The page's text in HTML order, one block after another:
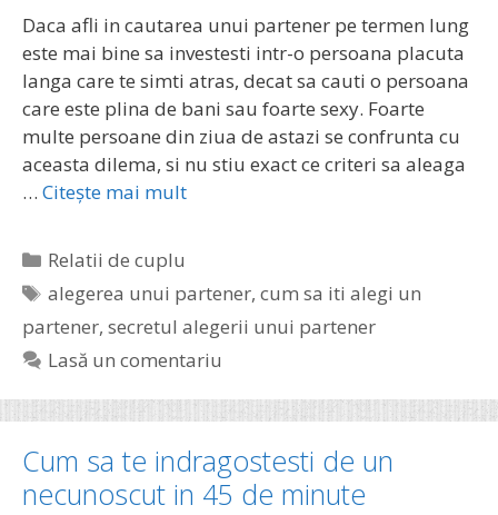
Daca afli in cautarea unui partener pe termen lung
este mai bine sa investesti intr-o persoana placuta
langa care te simti atras, decat sa cauti o persoana
care este plina de bani sau foarte sexy. Foarte
multe persoane din ziua de astazi se confrunta cu
aceasta dilema, si nu stiu exact ce criteri sa aleaga
… Citește mai mult
Categorii
Relatii de cuplu
Etichete
alegerea unui partener,cum sa iti alegi un
partener, secretul alegerii unui partener
Lasă un comentariu
Cum sa te indragostesti de un
necunoscut in 45 de minute